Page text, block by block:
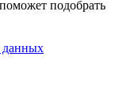
подобрать
данных